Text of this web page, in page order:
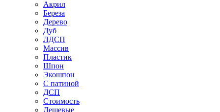
Акрил
Береза
Дерево
Дуб
ЛДСП
Массив
Пластик
Шпон
Экошпон
С патиной
ДСП
Стоимость
Дешевые